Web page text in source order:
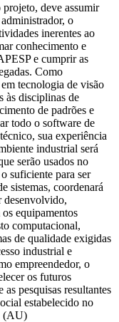
deve assumir
o
inerentes ao
conhecimento e
e cumprir as
Como
tecnologia de visão
às disciplinas de
de padrões e
todo o software de
sua experiência
industrial será
serão usados no
suficiente para ser
sistemas, coordenará
desenvolvido,
equipamentos
computacional,
de qualidade exigidas
industrial e
empreendedor, o
os futuros
pesquisas resultantes
estabelecido no
(AU)